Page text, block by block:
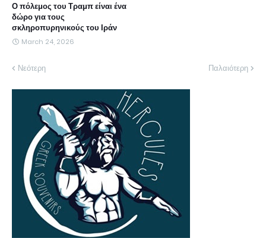
Ο πόλεμος του Τραμπ είναι ένα
δώρο για τους
σκληροπυρηνικούς του Ιράν
March 24, 2026
Νεότερη Παλαιότερη